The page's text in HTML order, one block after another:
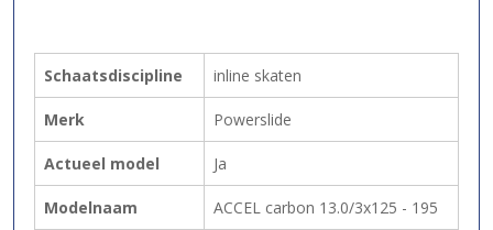
Schaatsdiscipline inline skaten
Merk Powerslide
Actueel model Ja
Modelnaam ACCEL carbon 13.0/3x125 - 195